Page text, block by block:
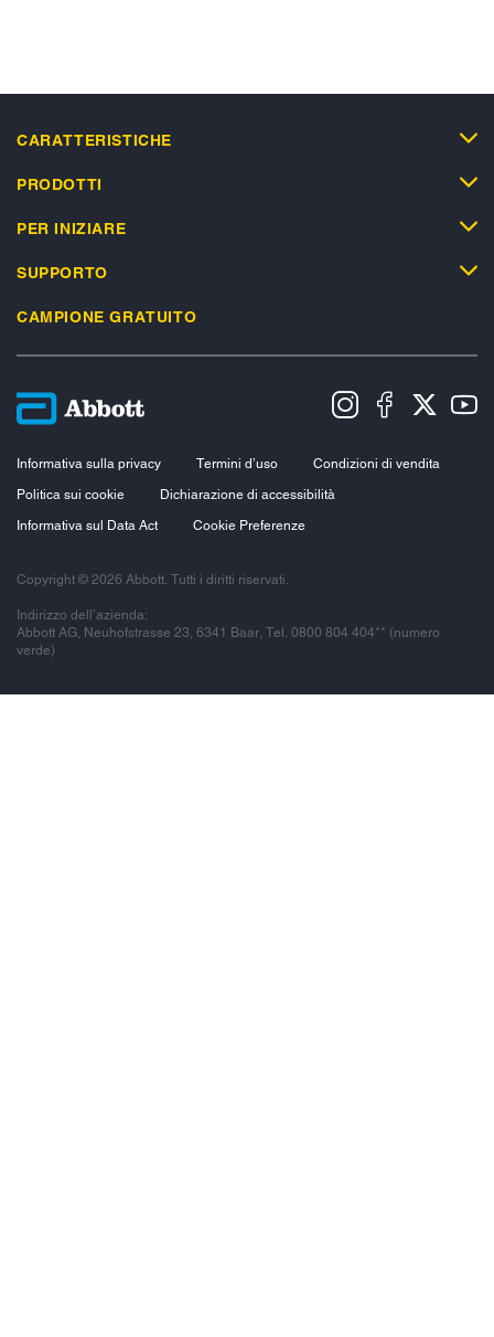
CARATTERISTICHE
PRODOTTI
PER INIZIARE
SUPPORTO
CAMPIONE GRATUITO
Informativa sulla privacy Termini d’uso
Condizioni di vendita
Politica sui cookie
Dichiarazione di accessibilità
Informativa sul Data Act
Cookie Preferenze
Copyright © 2026 Abbott. Tutti i diritti riservati.
Indirizzo dell’azienda:
Abbott AG, Neuhofstrasse 23, 6341 Baar, Tel. 0800 804 404** (numero
verde)